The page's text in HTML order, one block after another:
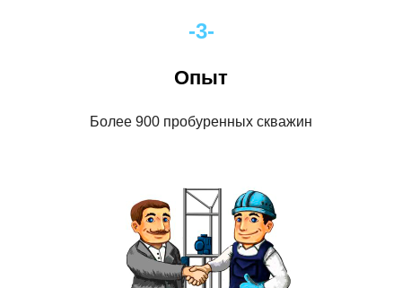
-3-
Опыт
Более 900 пробуренных скважин